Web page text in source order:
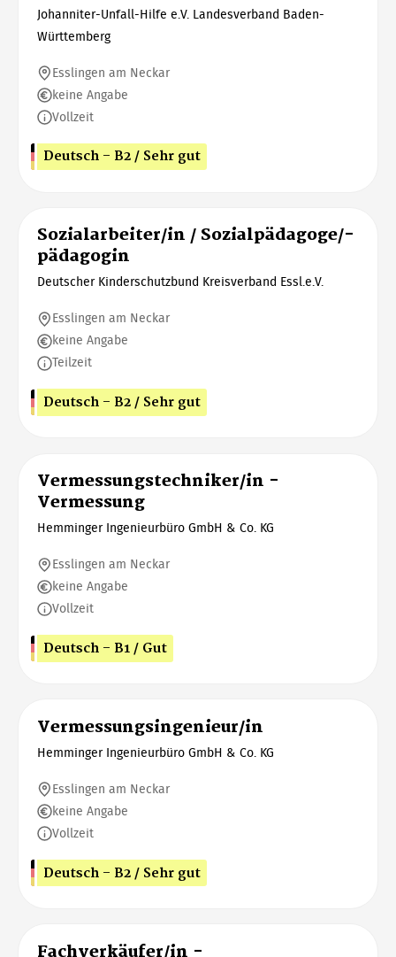
Johanniter-Unfall-Hilfe e.V. Landesverband Baden-
Württemberg
Esslingen am Neckar
keine Angabe
Vollzeit
Deutsch - B2 / Sehr gut
Sozialarbeiter/in / Sozialpädagoge/-
pädagogin
Deutscher Kinderschutzbund Kreisverband Essl.e.V.
Esslingen am Neckar
keine Angabe
Teilzeit
Deutsch - B2 / Sehr gut
Vermessungstechniker/in -
Vermessung
Hemminger Ingenieurbüro GmbH & Co. KG
Esslingen am Neckar
keine Angabe
Vollzeit
Deutsch - B1 / Gut
Vermessungsingenieur/in
Hemminger Ingenieurbüro GmbH & Co. KG
Esslingen am Neckar
keine Angabe
Vollzeit
Deutsch - B2 / Sehr gut
Fachverkäufer/in -